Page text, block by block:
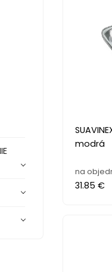
modrá
na
31.85 €